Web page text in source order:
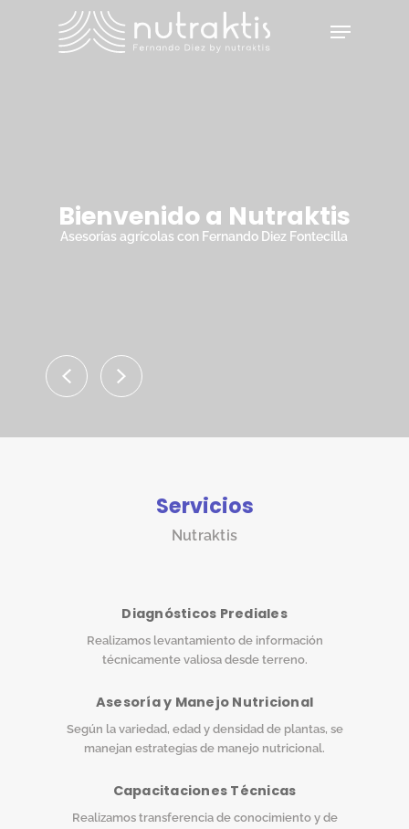
Menu
Bienvenido a Nutraktis
Asesorías agrícolas con Fernando Diez Fontecilla
Servicios
Nutraktis
Diagnósticos Prediales
Realizamos levantamiento de información
técnicamente valiosa desde terreno.
Asesoría y Manejo Nutricional
Según la variedad, edad y densidad de plantas, se
manejan estrategias de manejo nutricional.
Capacitaciones Técnicas
Realizamos transferencia de conocimiento y de